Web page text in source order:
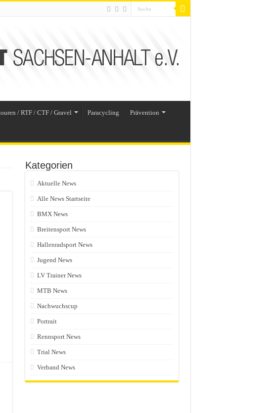
/ RTF / CTF / Gravel Paracycling Prävention
Kategorien
Aktuelle News
Alle News Startseite
BMX News
Breitensport News
Hallenradsport News
Jugend News
LV Trainer News
MTB News
Nachwuchscup
Portrait
Rennsport News
Trial News
Verband News